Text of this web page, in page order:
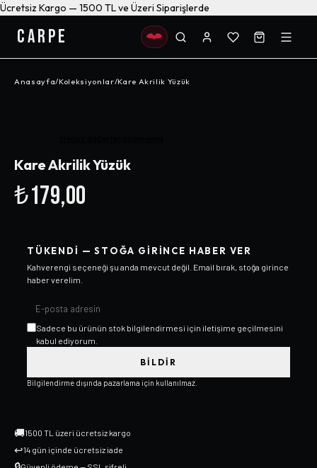
Ücretsiz Kargo — 1500 TL ve Üzeri Siparişlerde
CARPE
Anasayfa/Koleksiyonlar/Kare Akrilik Yüzük
Kare Akrilik Yüzük
₺179,00
TÜKENDI — STOĞA GIRINCE HABER VER
Kahverengi seçeneği şu anda mevcut değil. Email bırak, stoğa girince
haber verelim.
Sadece bu ürünün stok bilgilendirmesi için iletişime geçilmesini
kabul ediyorum.
BILDIR
Bilgilendirme dışında pazarlama için kullanılmaz.
🚚1500 TL üzeri ücretsiz kargo
↩14 gün içinde ücretsiz iade